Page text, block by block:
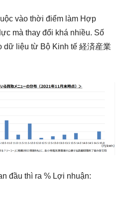
vào thời điểm làm Hợp
mà thay đổi khá nhiều. Số
dữ liệu từ Bộ Kinh tế 経済産業
đầu thì ra % Lợi nhuận: